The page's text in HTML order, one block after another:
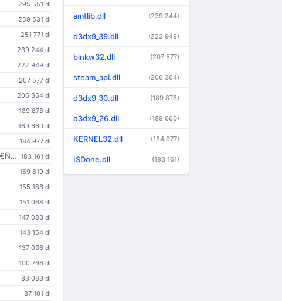
295 551 dl
259 531 dl
251 771 dl
239 244 dl
222 949 dl
207 577 dl
206 364 dl
189 878 dl
189 660 dl
184 977 dl
Ð±Ð¸Ð±Ð»Ð¸Ð¾Ñ‚ÐµÐºÐ° Ð´Ð»Ñ Ñ€Ð°ÑÐ¿Ð°ÐºÐ¾Ð²ÐºÐ¸ arc, 7z, rar, pcf, srep Ð°Ñ€Ñ…Ð¸Ð²Ð¾Ð² Ð² InnoSetup 183 161 dl
159 819 dl
155 186 dl
151 068 dl
147 083 dl
143 154 dl
137 036 dl
100 766 dl
88 083 dl
87 101 dl
amtlib.dll (239 244)
d3dx9_39.dll (222 949)
binkw32.dll (207 577)
steam_api.dll (206 364)
d3dx9_30.dll (189 878)
d3dx9_26.dll (189 660)
KERNEL32.dll (184 977)
ISDone.dll (183 161)